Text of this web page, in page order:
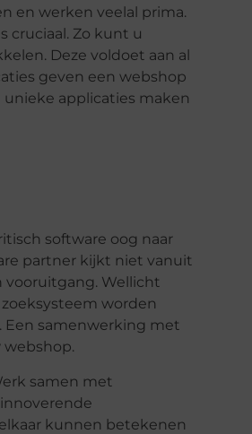
en werken veelal prima.
cruciaal. Zo kunt u
Deze voldoet aan al
geven een webshop
applicaties maken
software oog naar
partner kijkt niet vanuit
vooruitgang. Wellicht
worden
Een samenwerking met
samen met
kunnen betekenen